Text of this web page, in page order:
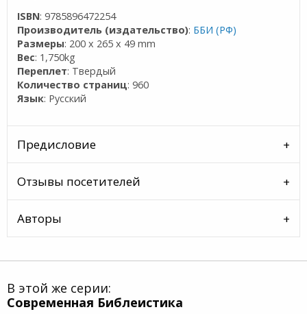
ISBN: 9785896472254
Производитель (издательство): ББИ (РФ)
Размеры: 200 x 265 x 49 mm
Вес: 1,750kg
Переплет: Твердый
Количество страниц: 960
Язык: Русский
Предисловие
Отзывы посетителей
Авторы
В этой же серии:
Современная Библеистика